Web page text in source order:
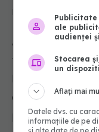
mâncăm mai
Această
fost întărită de
Lancet, care a
aceleași
persoanele
Publicitate
ale
audienței
Stocarea
un
Aflați mai
Datele dvs. cu
informațiile de pe